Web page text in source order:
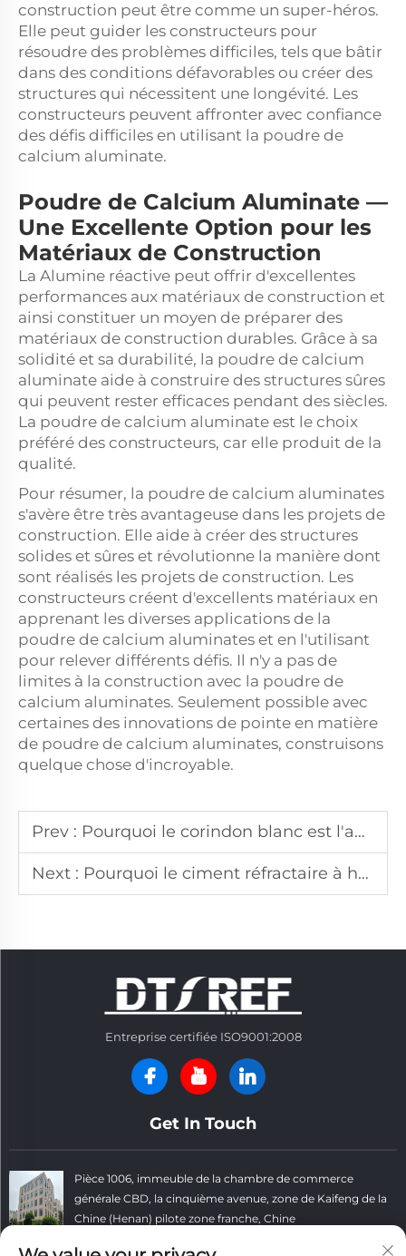
construction peut être comme un super-héros.
Elle peut guider les constructeurs pour
résoudre des problèmes difficiles, tels que bâtir
dans des conditions défavorables ou créer des
structures qui nécessitent une longévité. Les
constructeurs peuvent affronter avec confiance
des défis difficiles en utilisant la poudre de
calcium aluminate.
Poudre de Calcium Aluminate —
Une Excellente Option pour les
Matériaux de Construction
La Alumine réactive peut offrir d'excellentes
performances aux matériaux de construction et
ainsi constituer un moyen de préparer des
matériaux de construction durables. Grâce à sa
solidité et sa durabilité, la poudre de calcium
aluminate aide à construire des structures sûres
qui peuvent rester efficaces pendant des siècles.
La poudre de calcium aluminate est le choix
préféré des constructeurs, car elle produit de la
qualité.
Pour résumer, la poudre de calcium aluminates
s'avère être très avantageuse dans les projets de
construction. Elle aide à créer des structures
solides et sûres et révolutionne la manière dont
sont réalisés les projets de construction. Les
constructeurs créent d'excellents matériaux en
apprenant les diverses applications de la
poudre de calcium aluminates et en l'utilisant
pour relever différents défis. Il n'y a pas de
limites à la construction avec la poudre de
calcium aluminates. Seulement possible avec
certaines des innovations de pointe en matière
de poudre de calcium aluminates, construisons
quelque chose d'incroyable.
Prev : Pourquoi le corindon blanc est l'abrasif préféré pour l'usinage de précision
Next : Pourquoi le ciment réfractaire à haute température est-il essentiel pour les projets de fours ?
Entreprise certifiée ISO9001:2008
Get In Touch
Pièce 1006, immeuble de la chambre de commerce
générale CBD, la cinquième avenue, zone de Kaifeng de la
Chine (Henan) pilote zone franche, Chine
+86 13781152999